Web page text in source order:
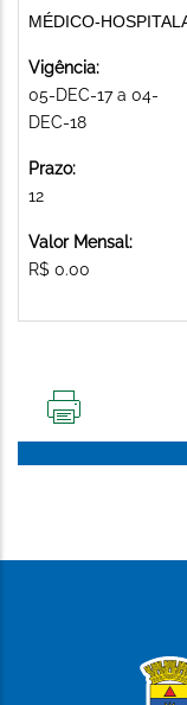
MÉDICO-
Vigência:
05-DEC-17 a 04-
DEC-18
Prazo:
12
Valor Mensal:
R$ 0.00
PÁGINA